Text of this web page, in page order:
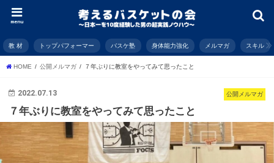
menu
教 材 トップパフォーマー バスケ塾 身体能力強化 メルマガ スキル
HOME 公開メルマガ ７年ぶりに教室をやってみて思ったこと
公開メルマガ
2022.07.13
７年ぶりに教室をやってみて思ったこと